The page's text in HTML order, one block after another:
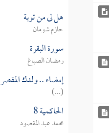
هل لى من توبة
حازم شومان
سورة البقرة
رمضان الصباغ
إمضاء .. ولدك المقصر
(...)
الحاكمية 8
محمد عبد المقصود